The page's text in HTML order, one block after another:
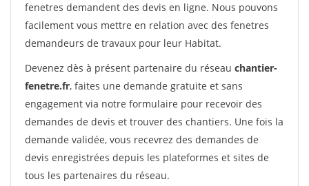
fenetres demandent des devis en ligne. Nous pouvons
facilement vous mettre en relation avec des fenetres
demandeurs de travaux pour leur Habitat.
Devenez dès à présent partenaire du réseau chantier-
fenetre.fr, faites une demande gratuite et sans
engagement via notre formulaire pour recevoir des
demandes de devis et trouver des chantiers. Une fois la
demande validée, vous recevrez des demandes de
devis enregistrées depuis les plateformes et sites de
tous les partenaires du réseau.